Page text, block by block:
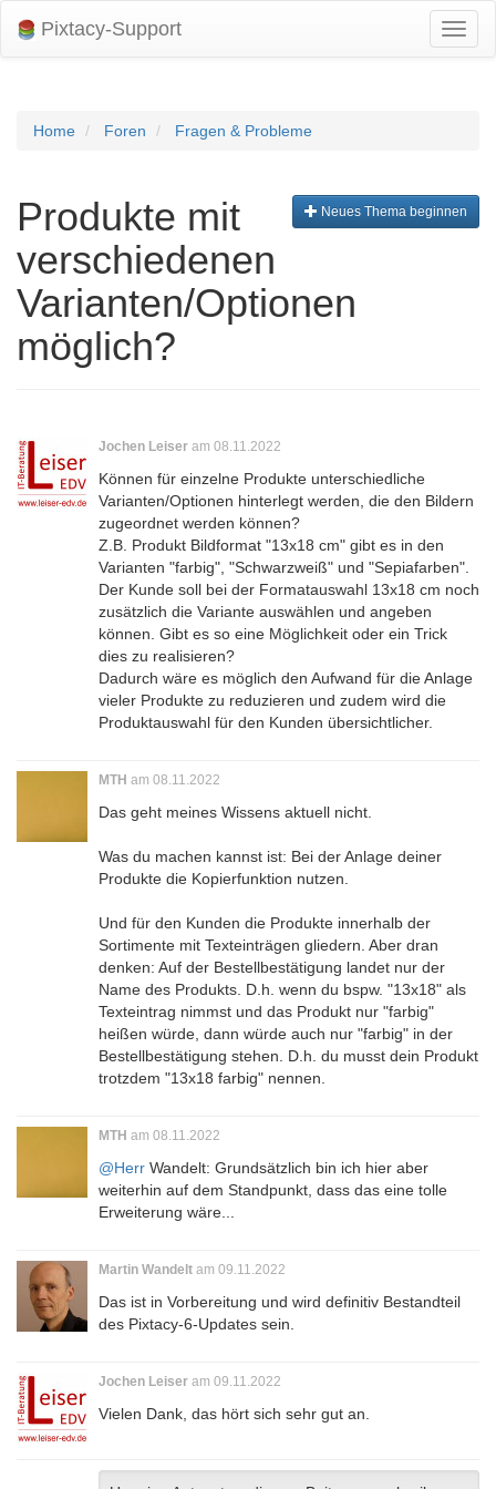
Pixtacy-Support
Home Foren Fragen & Probleme
Neues Thema beginnen
Produkte mit
verschiedenen
Varianten/Optionen
möglich?
Jochen Leiser am 08.11.2022
Können für einzelne Produkte unterschiedliche
Varianten/Optionen hinterlegt werden, die den Bildern
zugeordnet werden können?
Z.B. Produkt Bildformat "13x18 cm" gibt es in den
Varianten "farbig", "Schwarzweiß" und "Sepiafarben".
Der Kunde soll bei der Formatauswahl 13x18 cm noch
zusätzlich die Variante auswählen und angeben
können. Gibt es so eine Möglichkeit oder ein Trick
dies zu realisieren?
Dadurch wäre es möglich den Aufwand für die Anlage
vieler Produkte zu reduzieren und zudem wird die
Produktauswahl für den Kunden übersichtlicher.
MTH am 08.11.2022
Das geht meines Wissens aktuell nicht.
Was du machen kannst ist: Bei der Anlage deiner
Produkte die Kopierfunktion nutzen.
Und für den Kunden die Produkte innerhalb der
Sortimente mit Texteinträgen gliedern. Aber dran
denken: Auf der Bestellbestätigung landet nur der
Name des Produkts. D.h. wenn du bspw. "13x18" als
Texteintrag nimmst und das Produkt nur "farbig"
heißen würde, dann würde auch nur "farbig" in der
Bestellbestätigung stehen. D.h. du musst dein Produkt
trotzdem "13x18 farbig" nennen.
MTH am 08.11.2022
@Herr Wandelt: Grundsätzlich bin ich hier aber
weiterhin auf dem Standpunkt, dass das eine tolle
Erweiterung wäre...
Martin Wandelt am 09.11.2022
Das ist in Vorbereitung und wird definitiv Bestandteil
des Pixtacy-6-Updates sein.
Jochen Leiser am 09.11.2022
Vielen Dank, das hört sich sehr gut an.